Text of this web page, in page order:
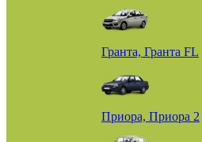
Гранта, Гранта FL
Приора, Приора 2